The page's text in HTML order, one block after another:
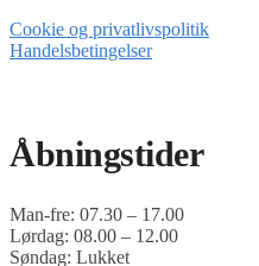
Cookie og privatlivspolitik
Handelsbetingelser
Åbningstider
Man-fre: 07.30 – 17.00
Lørdag: 08.00 – 12.00
Søndag: Lukket